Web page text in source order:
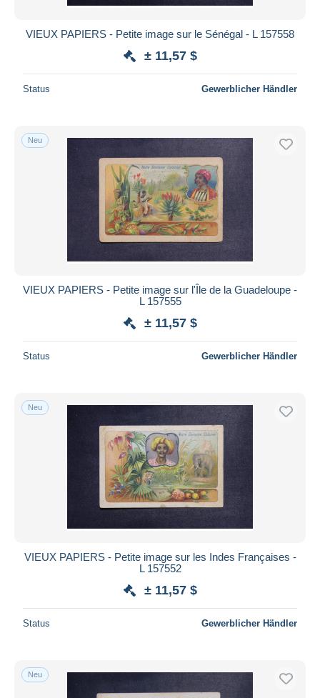
VIEUX PAPIERS - Petite image sur le Sénégal - L 157558
± 11,57 $
Status Gewerblicher Händler
Neu
VIEUX PAPIERS - Petite image sur l'Île de la Guadeloupe -
L 157555
± 11,57 $
Status Gewerblicher Händler
Neu
VIEUX PAPIERS - Petite image sur les Indes Françaises -
L 157552
± 11,57 $
Status Gewerblicher Händler
Neu